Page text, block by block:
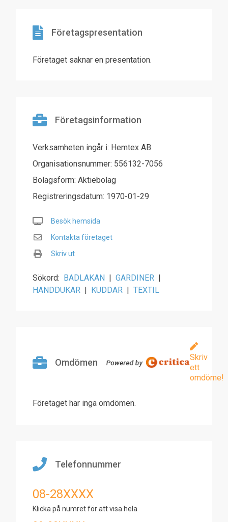
Företagspresentation
Företaget saknar en presentation.
Företagsinformation
Verksamheten ingår i: Hemtex AB
Organisationsnummer: 556132-7056
Bolagsform: Aktiebolag
Registreringsdatum: 1970-01-29
Besök hemsida
Kontakta företaget
Skriv ut
Sökord: BADLAKAN | GARDINER |
HANDDUKAR | KUDDAR | TEXTIL
Omdömen
Skriv
ett
omdöme!
Företaget har inga omdömen.
Telefonnummer
08-28XXXX
Klicka på numret för att visa hela